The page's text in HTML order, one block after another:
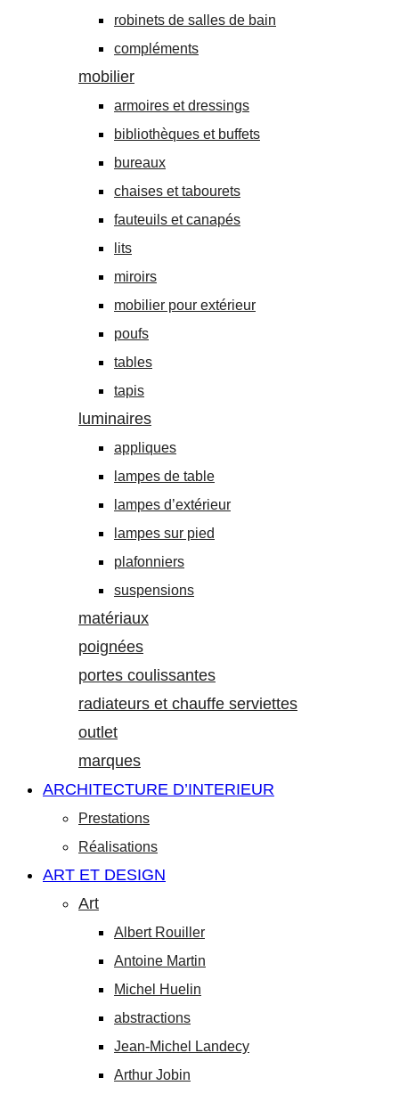
robinets de salles de bain
compléments
mobilier
armoires et dressings
bibliothèques et buffets
bureaux
chaises et tabourets
fauteuils et canapés
lits
miroirs
mobilier pour extérieur
poufs
tables
tapis
luminaires
appliques
lampes de table
lampes d’extérieur
lampes sur pied
plafonniers
suspensions
matériaux
poignées
portes coulissantes
radiateurs et chauffe serviettes
outlet
marques
ARCHITECTURE D’INTERIEUR
Prestations
Réalisations
ART ET DESIGN
Art
Albert Rouiller
Antoine Martin
Michel Huelin
abstractions
Jean-Michel Landecy
Arthur Jobin